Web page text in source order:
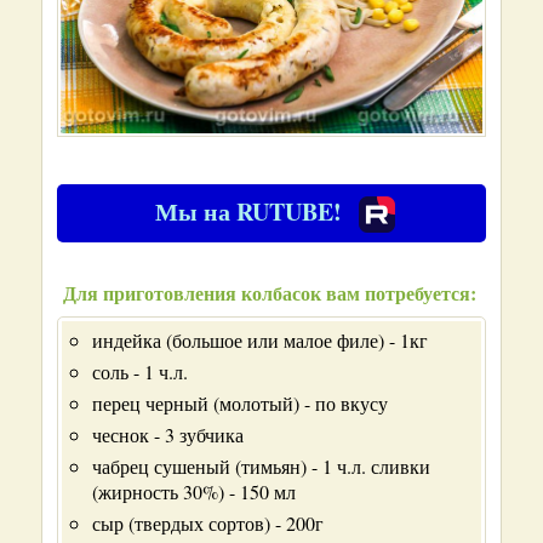
Мы на RUTUBE!
Для приготовления колбасок вам потребуется:
индейка (большое или малое филе) - 1кг
соль - 1 ч.л.
перец черный (молотый) - по вкусу
чеснок - 3 зубчика
чабрец сушеный (тимьян) - 1 ч.л. сливки
(жирность 30%) - 150 мл
сыр (твердых сортов) - 200г